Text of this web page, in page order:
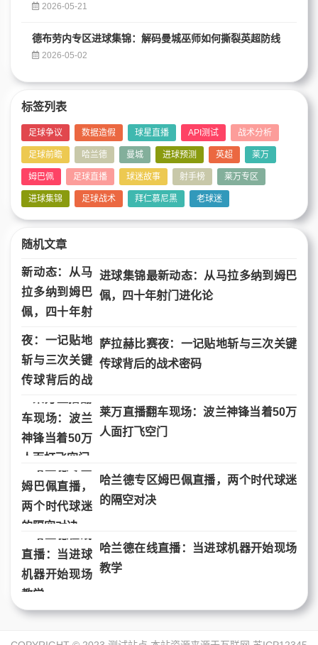
2026-05-21
德布劳内专区进球集锦：解码曼城巫师如何撕裂英超防线
2026-05-02
标签列表
足球争议 数据造假 球星直播 API测试 战术分析
足球前瞻 哈兰德 曼城 进球预测 英超 莱万
姆巴佩 足球直播 球迷故事 射手榜 莱万专区
进球集锦 足球战术 拜仁慕尼黑 老球迷
随机文章
进球集锦最新动态：从马拉多纳到姆巴
佩，四十年射门进化论
萨拉赫比赛夜：一记贴地斩与三次关键
传球背后的战术密码
莱万直播翻车现场：波兰神锋当着50万
人面打飞空门
哈兰德专区姆巴佩直播，两个时代球迷
的隔空对决
哈兰德在线直播：当进球机器开始现场
教学